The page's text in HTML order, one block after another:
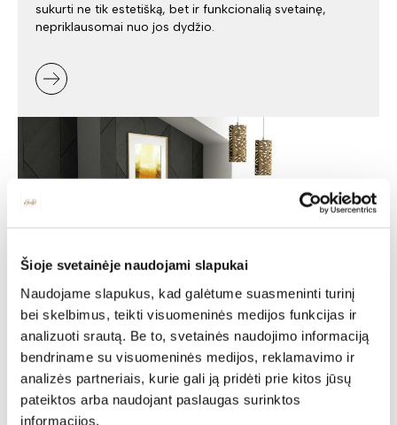
Šioje svetainėje naudojami slapukai
Naudojame slapukus, kad galėtume suasmeninti turinį
bei skelbimus, teikti visuomeninės medijos funkcijas ir
analizuoti srautą. Be to, svetainės naudojimo informaciją
bendriname su visuomeninės medijos, reklamavimo ir
analizės partneriais, kurie gali ją pridėti prie kitos jūsų
pateiktos arba naudojant paslaugas surinktos
informacijos.
sukurti ne tik estetišką, bet ir funkcionalią svetainę,
nepriklausomai nuo jos dydžio.
Minkšti baldai -
jaukumas ir stilius jūsų
namuose